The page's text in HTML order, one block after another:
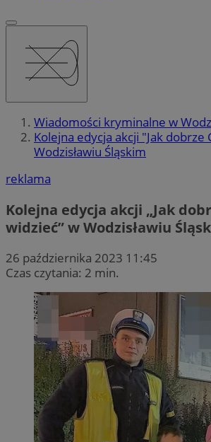
Wiadomości kryminalne w
Kolejna edycja akcji "Jak dobrze
Wodzisławiu Śląskim
reklama
Kolejna edycja akcji „Jak
widzieć” w Wodzisławiu
26 października 2023 11:45
Czas czytania: 2 min.